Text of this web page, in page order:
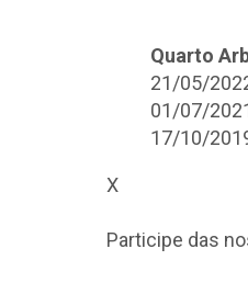
Quarto
21/05/
01/07/
17/10/
X
Participe das